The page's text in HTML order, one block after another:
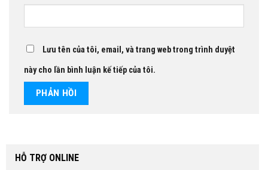
Lưu tên của tôi, email, và trang web trong trình duyệt
này cho lần bình luận kế tiếp của tôi.
HỖ TRỢ ONLINE